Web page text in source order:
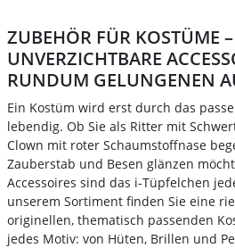
ZUBEHÖR FÜR KOSTÜME –
UNVERZICHTBARE
RUNDUM GELUNGENEN
Ein Kostüm wird erst durch das
lebendig. Ob Sie als Ritter mit
Clown mit roter Schaumstoffnase
Zauberstab und Besen glänzen
Accessoires sind das i-Tüpfelchen
unserem Sortiment finden Sie eine
originellen, thematisch passenden
jedes Motiv: von Hüten, Brillen und